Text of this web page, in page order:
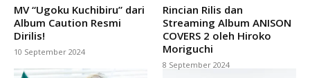
MV “Ugoku Kuchibiru” dari
Album Caution Resmi
Dirilis!
10 September 2024
Rincian Rilis dan
Streaming Album ANISON
COVERS 2 oleh Hiroko
Moriguchi
8 September 2024